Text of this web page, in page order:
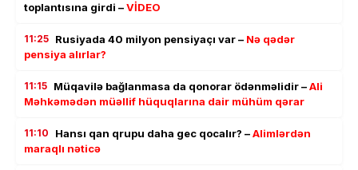
toplantısına girdi –VİDEO
11:25 Rusiyada 40 milyon pensiyaçı var – Nə qədər
pensiya alırlar?
11:15 Müqavilə bağlanmasa da qonorar ödənməlidir –Ali
Məhkəmədən müəllif hüquqlarına dair mühüm qərar
11:10 Hansı qan qrupu daha gec qocalır? –Alimlərdən
maraqlı nəticə